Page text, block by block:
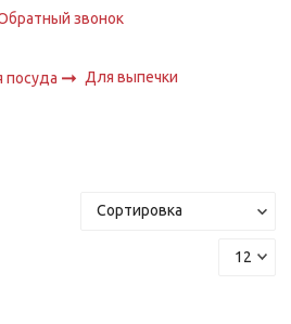
звонок
Для выпечки